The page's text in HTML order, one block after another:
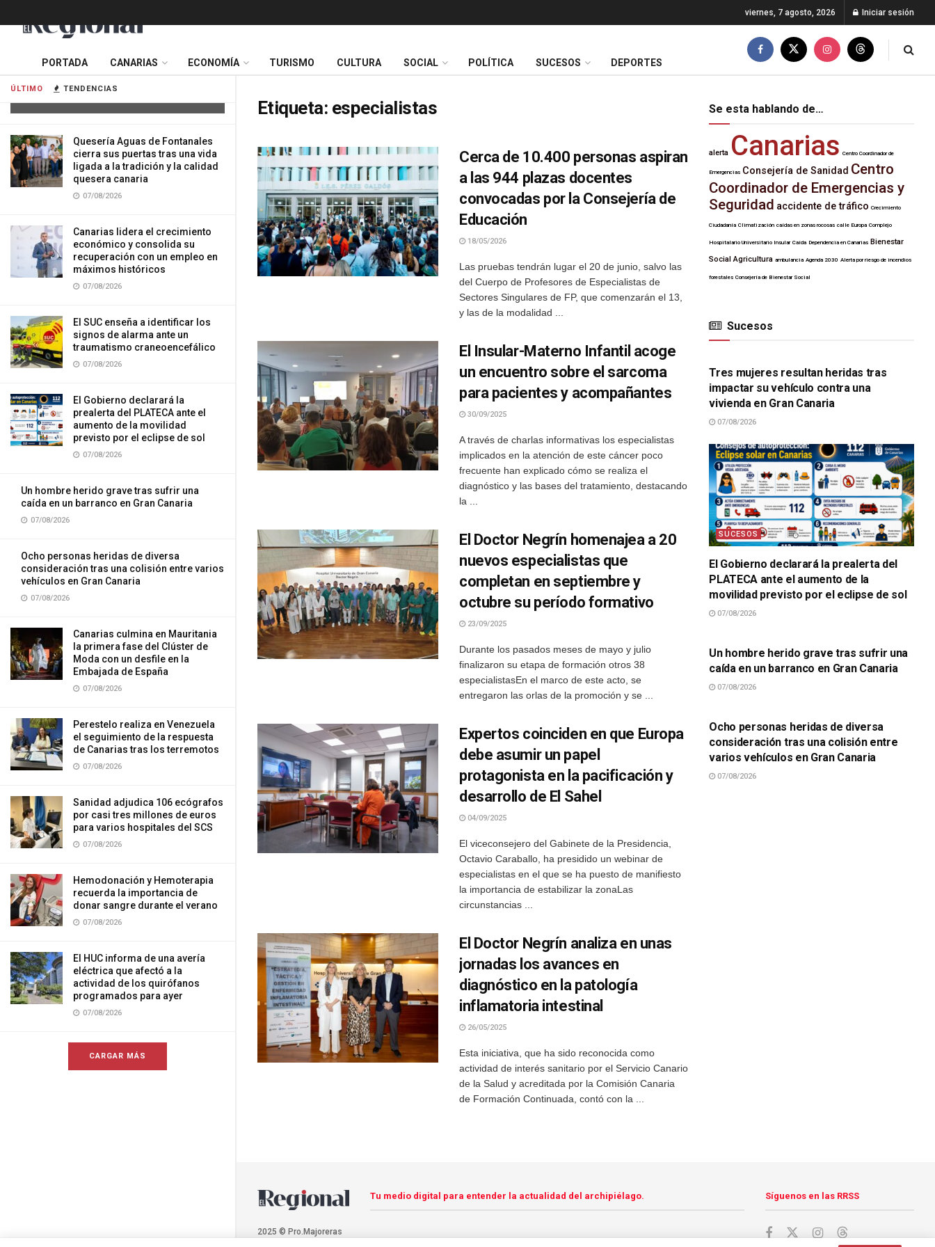
ÚLTIMO TENDENCIAS
impactar su vehículo contra una
Quesería Aguas de Fontanales
cierra sus puertas tras una vida
ligada a la tradición y la calidad
quesera canaria
07/08/2026
Canarias lidera el crecimiento
económico y consolida su
recuperación con un empleo en
máximos históricos
07/08/2026
El SUC enseña a identificar los
signos de alarma ante un
traumatismo craneoencefálico
07/08/2026
El Gobierno declarará la
prealerta del PLATECA ante el
aumento de la movilidad
previsto por el eclipse de sol
07/08/2026
Un hombre herido grave tras sufrir una
caída en un barranco en Gran Canaria
07/08/2026
Ocho personas heridas de diversa
consideración tras una colisión entre varios
vehículos en Gran Canaria
07/08/2026
Canarias culmina en Mauritania
la primera fase del Clúster de
Moda con un desfile en la
Embajada de España
07/08/2026
Perestelo realiza en Venezuela
el seguimiento de la respuesta
de Canarias tras los terremotos
07/08/2026
Sanidad adjudica 106 ecógrafos
por casi tres millones de euros
para varios hospitales del SCS
07/08/2026
Hemodonación y Hemoterapia
recuerda la importancia de
donar sangre durante el verano
07/08/2026
El HUC informa de una avería
eléctrica que afectó a la
actividad de los quirófanos
programados para ayer
07/08/2026
CARGAR MÁS
viernes, 7 agosto, 2026 Iniciar sesión
PORTADA CANARIAS ECONOMÍA TURISMO CULTURA SOCIAL POLÍTICA SUCESOS DEPORTES
Etiqueta: especialistas
Cerca de 10.400 personas aspiran
a las 944 plazas docentes
convocadas por la Consejería de
Educación
18/05/2026
Las pruebas tendrán lugar el 20 de junio, salvo las
del Cuerpo de Profesores de Especialistas de
Sectores Singulares de FP, que comenzarán el 13,
y las de la modalidad ...
El Insular-Materno Infantil acoge
un encuentro sobre el sarcoma
para pacientes y acompañantes
30/09/2025
A través de charlas informativas los especialistas
implicados en la atención de este cáncer poco
frecuente han explicado cómo se realiza el
diagnóstico y las bases del tratamiento, destacando
la ...
El Doctor Negrín homenajea a 20
nuevos especialistas que
completan en septiembre y
octubre su período formativo
23/09/2025
Durante los pasados meses de mayo y julio
finalizaron su etapa de formación otros 38
especialistasEn el marco de este acto, se
entregaron las orlas de la promoción y se ...
Expertos coinciden en que Europa
debe asumir un papel
protagonista en la pacificación y
desarrollo de El Sahel
04/09/2025
El viceconsejero del Gabinete de la Presidencia,
Octavio Caraballo, ha presidido un webinar de
especialistas en el que se ha puesto de manifiesto
la importancia de estabilizar la zonaLas
circunstancias ...
El Doctor Negrín analiza en unas
jornadas los avances en
diagnóstico en la patología
inflamatoria intestinal
26/05/2025
Esta iniciativa, que ha sido reconocida como
actividad de interés sanitario por el Servicio Canario
de la Salud y acreditada por la Comisión Canaria
de Formación Continuada, contó con la ...
Se esta hablando de…
alerta Canarias Centro Coordinador de
Emergencias Consejería de Sanidad Centro
Coordinador de Emergencias y
Seguridad accidente de tráfico Crecimiento
Ciudadanía Climatización caídas en zonas rocosas calle Europa Complejo
Hospitalario Universitario Insular Caída Dependencia en Canarias Bienestar
Social Agricultura ambulancia Agenda 2030 Alerta por riesgo de incendios
forestales Consejería de Bienestar Social
Sucesos
SUCESOS
Tres mujeres resultan heridas tras
impactar su vehículo contra una
vivienda en Gran Canaria
07/08/2026
SUCESOS
El Gobierno declarará la prealerta del
PLATECA ante el aumento de la
movilidad previsto por el eclipse de sol
07/08/2026
Un hombre herido grave tras sufrir una
caída en un barranco en Gran Canaria
07/08/2026
Ocho personas heridas de diversa
consideración tras una colisión entre
varios vehículos en Gran Canaria
07/08/2026
2025 © Pro.Majoreras
Tu medio digital para entender la actualidad del archipiélago. Síguenos en las RRSS